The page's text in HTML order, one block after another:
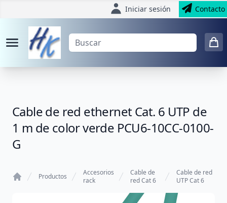
Iniciar sesión Contacto
Cable de red ethernet Cat. 6 UTP de
1 m de color verde PCU6-10CC-0100-
G
Productos
Accesorios
rack
Cable de
red Cat 6
Cable de red
UTP Cat 6